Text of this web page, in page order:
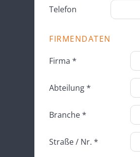
Telefon
FIRMENDATEN
Firma *
Abteilung *
Branche *
Straße / Nr. *